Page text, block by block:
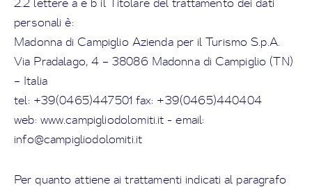
2.2 lettere a e b il Titolare del trattamento dei dati
personali è:
Madonna di Campiglio Azienda per il Turismo S.p.A.
Via Pradalago, 4 – 38086 Madonna di Campiglio (TN)
– Italia
tel: +39(0465)447501 fax: +39(0465)440404
web: www.campigliodolomiti.it - email:
info@campigliodolomiti.it
Per quanto attiene ai trattamenti indicati al paragrafo